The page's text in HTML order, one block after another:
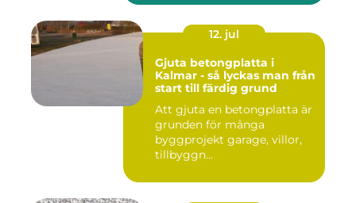
12. jul
Gjuta betongplatta i
Kalmar - så lyckas man från
start till färdig grund
Att gjuta en betongplatta är
grunden för många
byggprojekt garage, villor,
tillbyggn...